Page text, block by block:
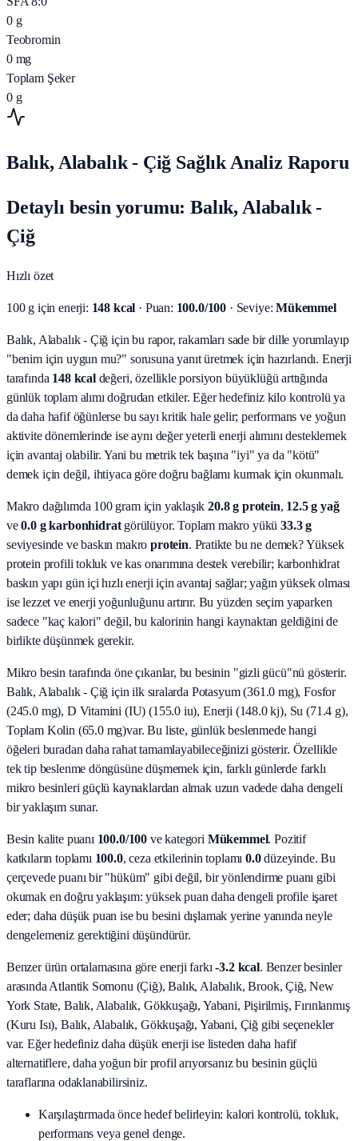
0 g
Teobromin
0 mg
Toplam Şeker
0 g
Balık, Alabalık - Çiğ Sağlık Analiz Raporu
Detaylı besin yorumu: Balık, Alabalık -
Çiğ
Hızlı özet
100 g için enerji: 148 kcal · Puan: 100.0/100 · Seviye: Mükemmel
Balık, Alabalık - Çiğ için bu rapor, rakamları sade bir dille yorumlayıp
"benim için uygun mu?" sorusuna yanıt üretmek için hazırlandı. Enerji
tarafında 148 kcaldeğeri, özellikle porsiyon büyüklüğü arttığında
günlük toplam alımı doğrudan etkiler. Eğer hedefiniz kilo kontrolü ya
da daha hafif öğünlerse bu sayı kritik hale gelir; performans ve yoğun
aktivite dönemlerinde ise aynı değer yeterli enerji alımını desteklemek
için avantaj olabilir. Yani bu metrik tek başına "iyi" ya da "kötü"
demek için değil, ihtiyaca göre doğru bağlamı kurmak için okunmalı.
Makro dağılımda 100 gram için yaklaşık20.8g protein, 12.5g yağ
ve0.0g karbonhidratgörülüyor. Toplam makro yükü33.3g
seviyesinde ve baskın makro protein. Pratikte bu ne demek? Yüksek
protein profili tokluk ve kas onarımına destek verebilir; karbonhidrat
baskın yapı gün içi hızlı enerji için avantaj sağlar; yağın yüksek olması
ise lezzet ve enerji yoğunluğunu artırır. Bu yüzden seçim yaparken
sadece "kaç kalori" değil, bu kalorinin hangi kaynaktan geldiğini de
birlikte düşünmek gerekir.
Mikro besin tarafında öne çıkanlar, bu besinin "gizli gücü"nü gösterir.
Balık, Alabalık - Çiğ için ilk sıralarda Potasyum (361.0 mg), Fosfor
(245.0 mg), D Vitamini (IU) (155.0 iu), Enerji (148.0 kj), Su (71.4 g),
Toplam Kolin (65.0 mg)var. Bu liste, günlük beslenmede hangi
öğeleri buradan daha rahat tamamlayabileceğinizi gösterir. Özellikle
tek tip beslenme döngüsüne düşmemek için, farklı günlerde farklı
mikro besinleri güçlü kaynaklardan almak uzun vadede daha dengeli
bir yaklaşım sunar.
Besin kalite puanı 100.0/100 ve kategori Mükemmel. Pozitif
katkıların toplamı 100.0, ceza etkilerinin toplamı 0.0düzeyinde. Bu
çerçevede puanı bir "hüküm" gibi değil, bir yönlendirme puanı gibi
okumak en doğru yaklaşım: yüksek puan daha dengeli profile işaret
eder; daha düşük puan ise bu besini dışlamak yerine yanında neyle
dengelemeniz gerektiğini düşündürür.
Benzer ürün ortalamasına göre enerji farkı -3.2 kcal. Benzer besinler
arasında Atlantik Somonu (Çiğ), Balık, Alabalık, Brook, Çiğ, New
York State, Balık, Alabalık, Gökkuşağı, Yabani, Pişirilmiş, Fırınlanmış
(Kuru Isı), Balık, Alabalık, Gökkuşağı, Yabani, Çiğ gibi seçenekler
var. Eğer hedefiniz daha düşük enerji ise listeden daha hafif
alternatiflere, daha yoğun bir profil arıyorsanız bu besinin güçlü
taraflarına odaklanabilirsiniz.
Karşılaştırmada önce hedef belirleyin: kalori kontrolü, tokluk,
performans veya genel denge.